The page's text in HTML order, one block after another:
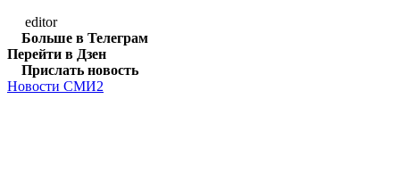
editor
Больше в Телеграм
Перейти в Дзен
Прислать новость
Новости СМИ2